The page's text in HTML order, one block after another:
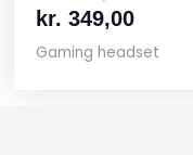
kr. 349,00
Gaming headset